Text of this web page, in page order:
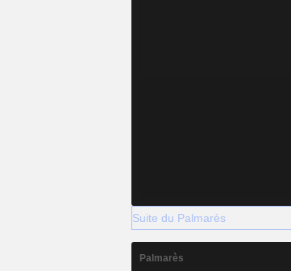
Suite du Palmarès
Palmarès